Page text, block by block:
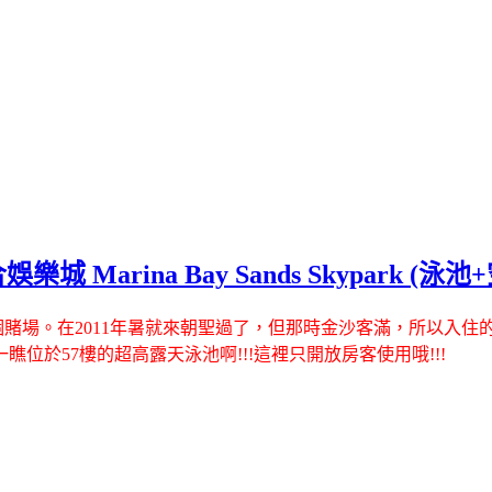
樂城 Marina Bay Sands Skypark (泳池
場。在2011年暑就來朝聖過了，但那時金沙客滿，所以入住
位於57樓的超高露天泳池啊 !!!這裡只開放房客使用哦!!!